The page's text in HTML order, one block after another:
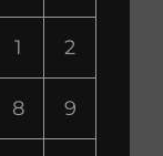
1 2
8 9